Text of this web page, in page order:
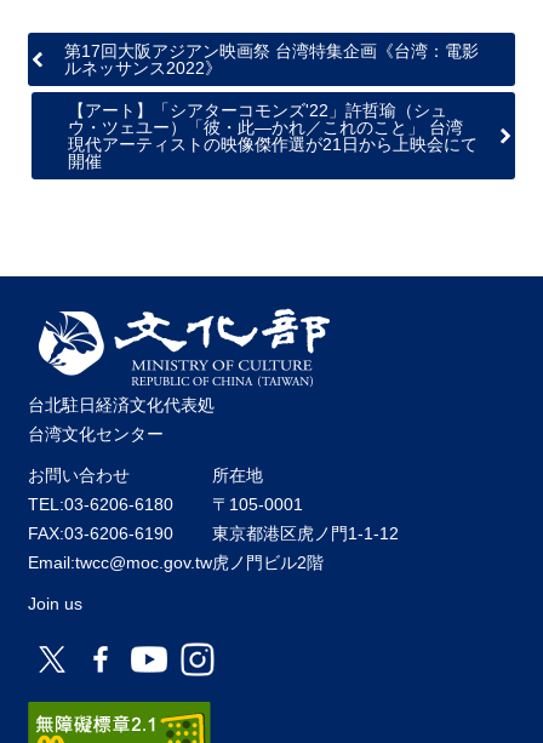
第17回大阪アジアン映画祭 台湾特集企画《台湾：電影
ルネッサンス2022》
【アート】「シアターコモンズ'22」許哲瑜（シュ
ウ・ツェユー）「彼・此―かれ／これのこと」 台湾
現代アーティストの映像傑作選が21日から上映会にて
開催
台北駐日経済文化代表処
台湾文化センター
お問い合わせ
TEL:03-6206-6180
FAX:03-6206-6190
Email:twcc@moc.gov.tw
所在地
〒105-0001
東京都港区虎ノ門1-1-12
虎ノ門ビル2階
Join us